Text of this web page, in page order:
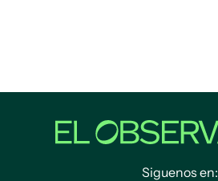
Siguenos en: